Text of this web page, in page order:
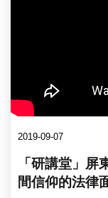
2019-09-07
「研講堂」屏
間信仰的法律